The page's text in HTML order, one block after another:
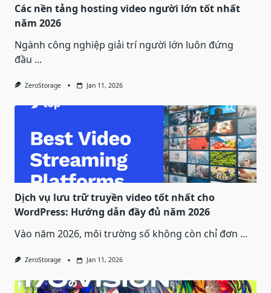
Các nền tảng hosting video người lớn tốt nhất
năm 2026
Ngành công nghiệp giải trí người lớn luôn đứng
đầu ...
ZeroStorage Jan 11, 2026
Dịch vụ lưu trữ truyền video tốt nhất cho
WordPress: Hướng dẫn đầy đủ năm 2026
Vào năm 2026, môi trường số không còn chỉ đơn ...
ZeroStorage Jan 11, 2026